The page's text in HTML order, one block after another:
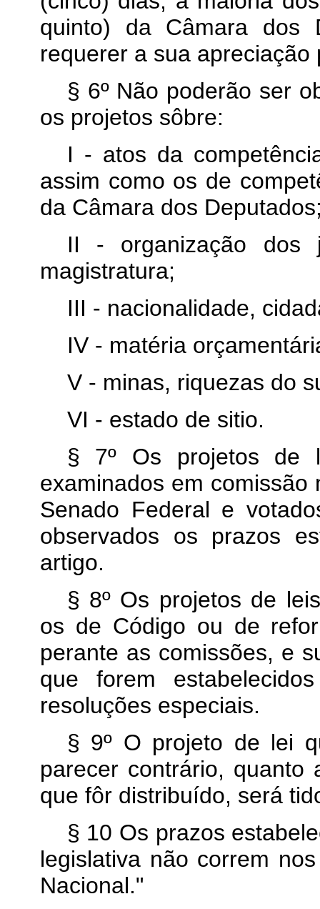
quinto) da Câmara dos
requerer a sua apreciação
§ 6º Não poderão ser
os projetos sôbre:
I - atos da
assim como os de
da Câmara dos
II - organização dos
magistratura;
III - nacionalidade,
IV - matéria
V - minas, riquezas do
VI - estado de sitio.
§ 7º Os projetos de
examinados em
Senado Federal e
observados os prazos
artigo.
§ 8º Os projetos de
os de Código ou de
perante as comissões, e
que forem
resoluções especiais.
§ 9º O projeto de lei
parecer contrário,
que fôr distribuído, será
§ 10 Os prazos
legislativa não correm
Nacional."